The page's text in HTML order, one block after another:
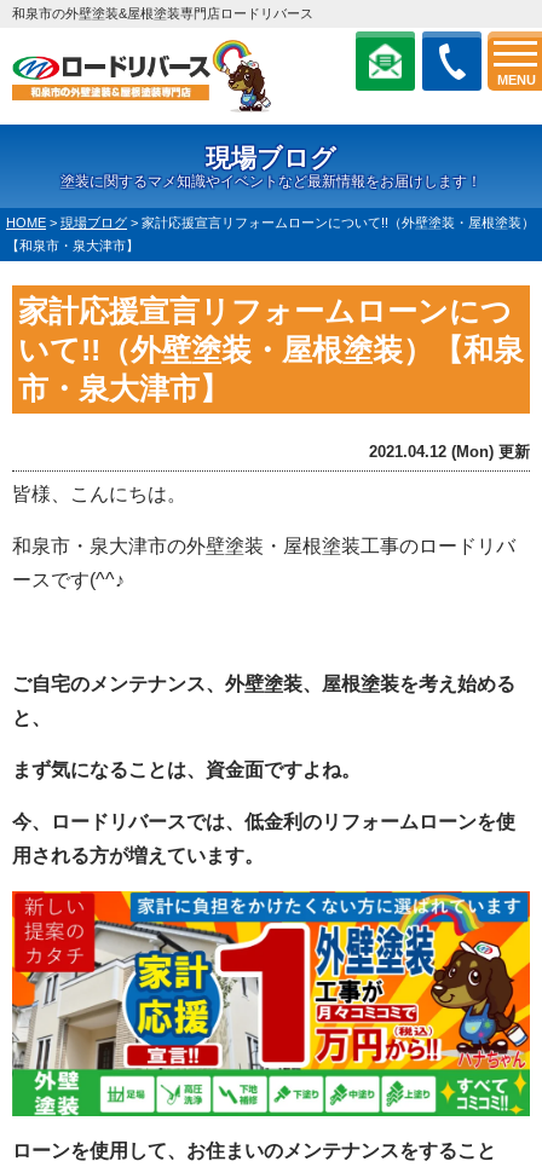
MENU
和泉市の外壁塗装&屋根塗装専門店ロードリバース
現場ブログ
塗装に関するマメ知識やイベントなど最新情報をお届けします！
HOME > 現場ブログ > 家計応援宣言リフォームローンについて!!（外壁塗装・屋根塗装）
【和泉市・泉大津市】
家計応援宣言リフォームローンにつ
いて!!（外壁塗装・屋根塗装）【和泉
市・泉大津市】
2021.04.12 (Mon) 更新
皆様、こんにちは。
和泉市・泉大津市の外壁塗装・屋根塗装工事のロードリバ
ースです(^^♪
ご自宅のメンテナンス、外壁塗装、屋根塗装を考え始める
と、
まず気になることは、資金面ですよね。
今、ロードリバースでは、低金利のリフォームローンを使
用される方が増えています。
ローンを使用して、お住まいのメンテナンスをすること